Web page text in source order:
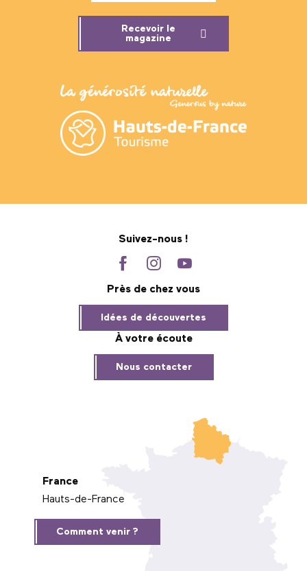
Recevoir le
magazine
Suivez-nous !
Près de chez vous
Idées de découvertes
À votre écoute
Nous contacter
France
Hauts-de-France
Comment venir ?